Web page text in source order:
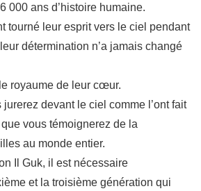
000 ans d’histoire humaine.
tourné leur esprit vers le ciel pendant
détermination n’a jamais changé
royaume de leur cœur.
jurerez devant le ciel comme l’ont fait
vous témoignerez de la
au monde entier.
Il Guk, il est nécessaire
et la troisième génération qui